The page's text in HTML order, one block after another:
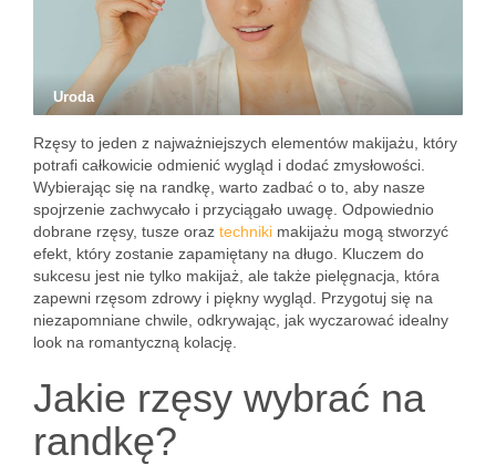
Uroda
Rzęsy to jeden z najważniejszych elementów makijażu, który
potrafi całkowicie odmienić wygląd i dodać zmysłowości.
Wybierając się na randkę, warto zadbać o to, aby nasze
spojrzenie zachwycało i przyciągało uwagę. Odpowiednio
dobrane rzęsy, tusze oraz techniki makijażu mogą stworzyć
efekt, który zostanie zapamiętany na długo. Kluczem do
sukcesu jest nie tylko makijaż, ale także pielęgnacja, która
zapewni rzęsom zdrowy i piękny wygląd. Przygotuj się na
niezapomniane chwile, odkrywając, jak wyczarować idealny
look na romantyczną kolację.
Jakie rzęsy wybrać na
randkę?